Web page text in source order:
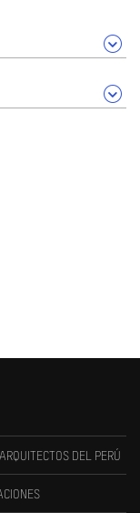
DEL PERÚ